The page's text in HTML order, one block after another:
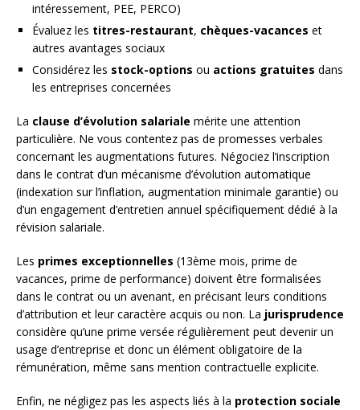
intéressement, PEE, PERCO)
Évaluez les titres-restaurant, chèques-vacances et
autres avantages sociaux
Considérez les stock-options ou actions gratuites dans
les entreprises concernées
La clause d’évolution salariale mérite une attention
particulière. Ne vous contentez pas de promesses verbales
concernant les augmentations futures. Négociez l’inscription
dans le contrat d’un mécanisme d’évolution automatique
(indexation sur l’inflation, augmentation minimale garantie) ou
d’un engagement d’entretien annuel spécifiquement dédié à la
révision salariale.
Les primes exceptionnelles (13ème mois, prime de
vacances, prime de performance) doivent être formalisées
dans le contrat ou un avenant, en précisant leurs conditions
d’attribution et leur caractère acquis ou non. La jurisprudence
considère qu’une prime versée régulièrement peut devenir un
usage d’entreprise et donc un élément obligatoire de la
rémunération, même sans mention contractuelle explicite.
Enfin, ne négligez pas les aspects liés à la protection sociale